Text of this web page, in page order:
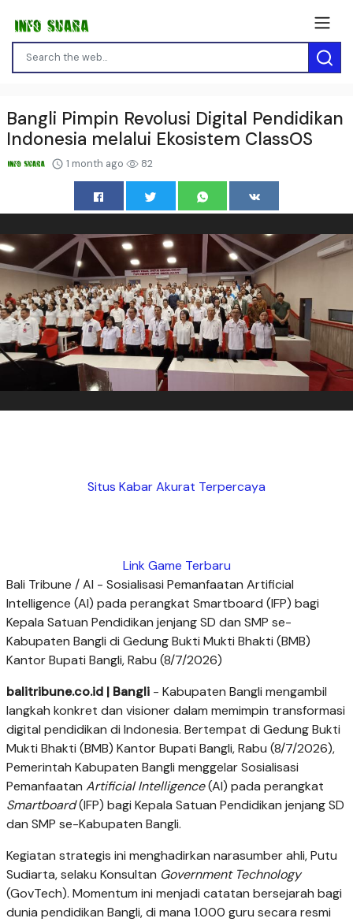
Bangli Pimpin Revolusi Digital Pendidikan
Indonesia melalui Ekosistem ClassOS
1 month ago 82
Situs Kabar Akurat Terpercaya
Link Game Terbaru
Bali Tribune / AI - Sosialisasi Pemanfaatan Artificial
Intelligence (AI) pada perangkat Smartboard (IFP) bagi
Kepala Satuan Pendidikan jenjang SD dan SMP se-
Kabupaten Bangli di Gedung Bukti Mukti Bhakti (BMB)
Kantor Bupati Bangli, Rabu (8/7/2026)
balitribune.co.id | Bangli - Kabupaten Bangli mengambil
langkah konkret dan visioner dalam memimpin transformasi
digital pendidikan di Indonesia. Bertempat di Gedung Bukti
Mukti Bhakti (BMB) Kantor Bupati Bangli, Rabu (8/7/2026),
Pemerintah Kabupaten Bangli menggelar Sosialisasi
Pemanfaatan Artificial Intelligence(AI) pada perangkat
Smartboard(IFP) bagi Kepala Satuan Pendidikan jenjang SD
dan SMP se-Kabupaten Bangli.
Kegiatan strategis ini menghadirkan narasumber ahli, Putu
Sudiarta, selaku Konsultan Government Technology
(GovTech). Momentum ini menjadi catatan bersejarah bagi
dunia pendidikan Bangli, di mana 1.000 guru secara resmi